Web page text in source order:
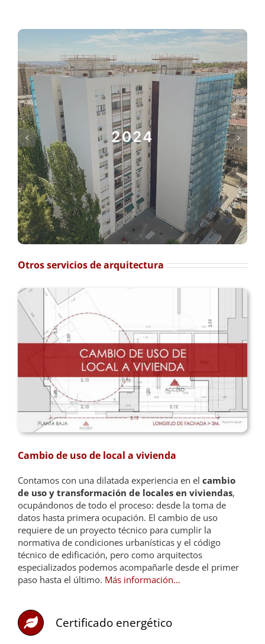
2024
Otros servicios de arquitectura
Cambio de uso de local a vivienda
Contamos con una dilatada experiencia en el cambio
de uso y transformación de locales en viviendas,
ocupándonos de todo el proceso: desde la toma de
datos hasta primera ocupación. El cambio de uso
requiere de un proyecto técnico para cumplir la
normativa de condiciones urbanísticas y el código
técnico de edificación, pero como arquitectos
especializados podemos acompañarle desde el primer
paso hasta el último. Más información…
Certificado energético